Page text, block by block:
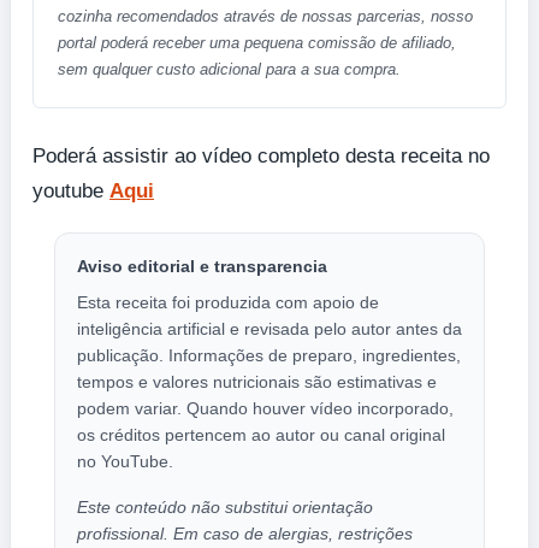
cozinha recomendados através de nossas parcerias, nosso
portal poderá receber uma pequena comissão de afiliado,
sem qualquer custo adicional para a sua compra.
Poderá assistir ao vídeo completo desta receita no
youtube Aqui
Aviso editorial e transparencia
Esta receita foi produzida com apoio de
inteligência artificial e revisada pelo autor antes da
publicação. Informações de preparo, ingredientes,
tempos e valores nutricionais são estimativas e
podem variar. Quando houver vídeo incorporado,
os créditos pertencem ao autor ou canal original
no YouTube.
Este conteúdo não substitui orientação
profissional. Em caso de alergias, restrições